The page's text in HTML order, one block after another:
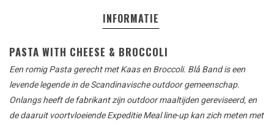
INFORMATIE
PASTA WITH CHEESE & BROCCOLI
Een romig Pasta gerecht met Kaas en Broccoli. Blå Band is een
levende legende in de Scandinavische outdoorgemeenschap.
Onlangs heeft de fabrikantzijn outdoor maaltijden gereviseerd, en
de daaruit voortvloeiende Expeditie Meal line-up kan zich meten met